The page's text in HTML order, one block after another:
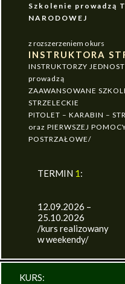
Szkolenie prowadzą
NARODOWEJ
z rozszerzeniem o kurs
INSTRUKTORA
INSTRUKTORZY
prowadzą
ZAAWANSOWANE
STRZELECKIE
PITOLET – KARABIN –
oraz PIERWSZEJ
POSTRZAŁOWE/
TERMIN 1:
12.09.2026 –
25.10.2026
/kurs realizowany
w weekendy/
KURS: